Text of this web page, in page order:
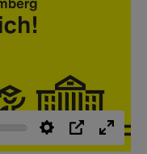
Einstellungen
PIP